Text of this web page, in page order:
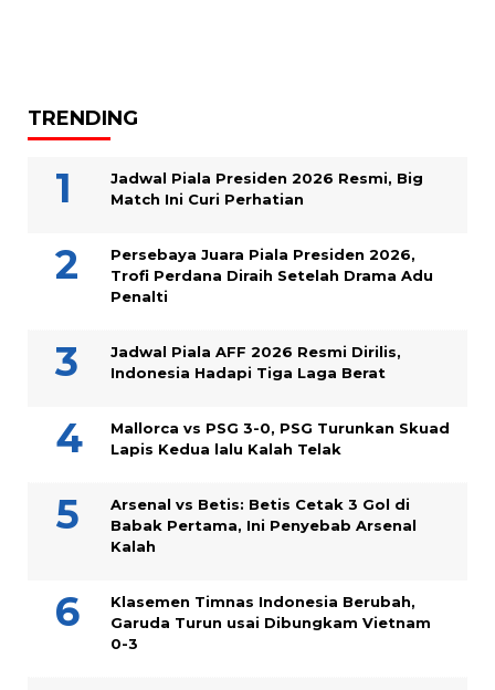
TRENDING
Jadwal Piala Presiden 2026 Resmi, Big
Match Ini Curi Perhatian
Persebaya Juara Piala Presiden 2026,
Trofi Perdana Diraih Setelah Drama Adu
Penalti
Jadwal Piala AFF 2026 Resmi Dirilis,
Indonesia Hadapi Tiga Laga Berat
Mallorca vs PSG 3-0, PSG Turunkan Skuad
Lapis Kedua lalu Kalah Telak
Arsenal vs Betis: Betis Cetak 3 Gol di
Babak Pertama, Ini Penyebab Arsenal
Kalah
Klasemen Timnas Indonesia Berubah,
Garuda Turun usai Dibungkam Vietnam
0-3